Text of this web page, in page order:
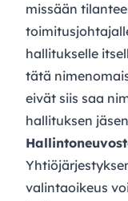
missään
hallitukselle
tätä
eivät siis saa
hallituksen
valintaoikeus